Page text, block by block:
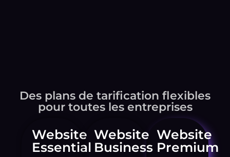
Des plans de tarification flexibles
pour toutes les entreprises
Website
Essential
Website
Business
Website
Premium